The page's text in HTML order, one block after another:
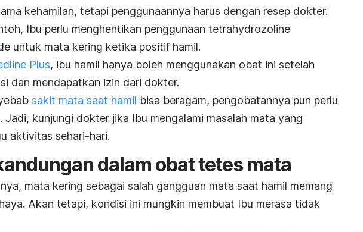
kehamilan, tetapi penggunaannya harus dengan resep dokter.
Ibu perlu menghentikan penggunaan tetrahydrozoline
untuk mata kering ketika positif hamil.
Plus, ibu hamil hanya boleh menggunakan obat ini setelah
dan mendapatkan izin dari dokter.
sakit mata saat hamil bisa beragam, pengobatannya pun perlu
Jadi, kunjungi dokter jika Ibu mengalami masalah mata yang
aktivitas sehari-hari.
dalam obat tetes mata
mata kering sebagai salah gangguan mata saat hamil memang
Akan tetapi, kondisi ini mungkin membuat Ibu merasa tidak